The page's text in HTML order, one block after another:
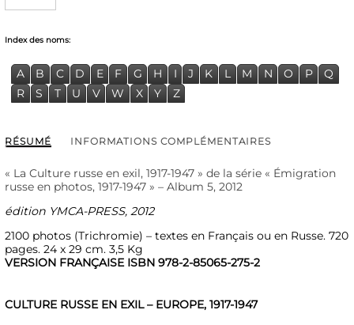
exil,
1947"
de
la
russe
en
photos,
1917-
1947"
–
Album
V,
2012
Index des noms:
A B C D E F G H I J K L M N O P
Q
R
S T U V W X Y Z
RÉSUMÉ INFORMATIONS COMPLÉMENTAIRES
« La Culture russe en exil, 1917-1947 » de la série « Émigration
russe en photos, 1917-1947 » – Album 5, 2012
édition YMCA-PRESS, 2012
2100 photos (Trichromie) – textes en Français ou en Russe. 720
pages. 24 x 29 cm. 3,5 Kg
VERSION FRANÇAISE ISBN 978-2-85065-275-2
CULTURE RUSSE EN EXIL – EUROPE, 1917-1947